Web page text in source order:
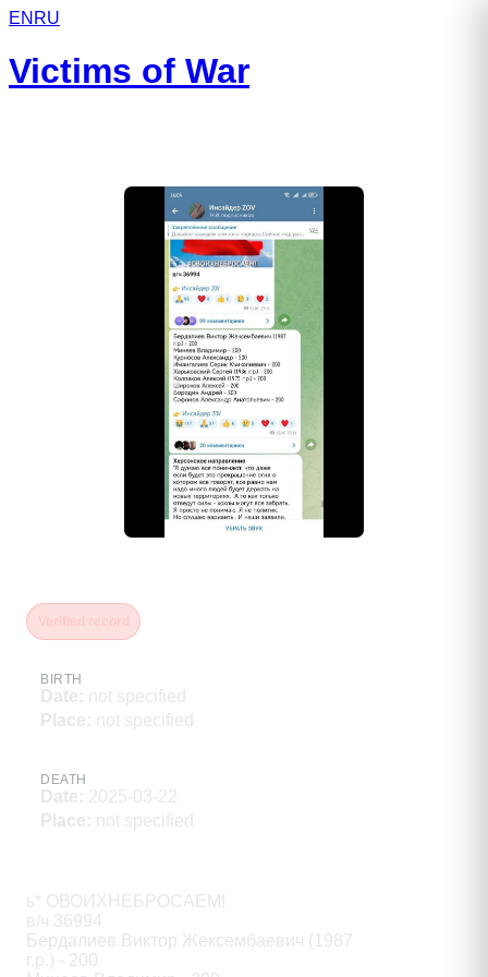
EN RU
Victims of War
BIRTH
Date: not specified
Place: not specified
DEATH
Date: 2025-03-22
Place: not specified
ь* ОВОИХНЕБРОСАЕМ!
в/ч 36994
Бердалиев Виктор Жексембаевич (1987
г.р.) - 200